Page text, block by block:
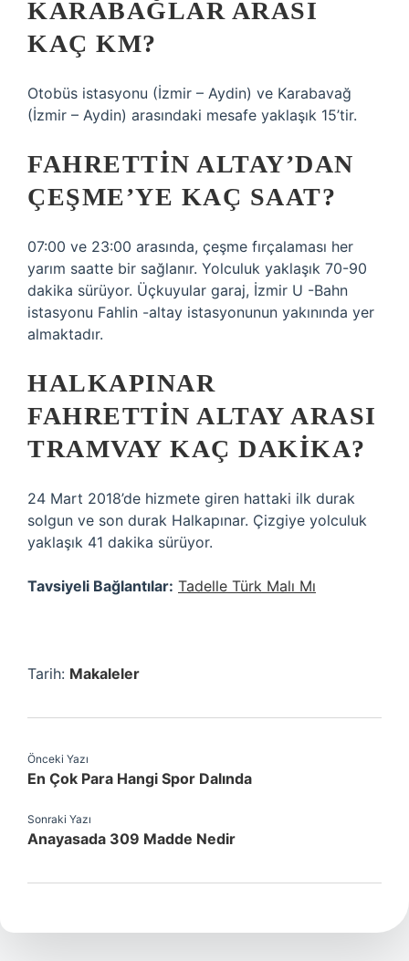
KARABAĞLAR ARASI
KAÇ KM?
Otobüs istasyonu (İzmir – Aydin) ve Karabavağ
(İzmir – Aydin) arasındaki mesafe yaklaşık 15’tir.
FAHRETTIN ALTAY’DAN
ÇEŞME’YE KAÇ SAAT?
07:00 ve 23:00 arasında, çeşme fırçalaması her
yarım saatte bir sağlanır. Yolculuk yaklaşık 70-90
dakika sürüyor. Üçkuyular garaj, İzmir U -Bahn
istasyonu Fahlin -altay istasyonunun yakınında yer
almaktadır.
HALKAPINAR
FAHRETTIN ALTAY ARASI
TRAMVAY KAÇ DAKIKA?
24 Mart 2018’de hizmete giren hattaki ilk durak
solgun ve son durak Halkapınar. Çizgiye yolculuk
yaklaşık 41 dakika sürüyor.
Tavsiyeli Bağlantılar: Tadelle Türk Malı Mı
Tarih: Makaleler
Önceki Yazı
En Çok Para Hangi Spor Dalında
Sonraki Yazı
Anayasada 309 Madde Nedir